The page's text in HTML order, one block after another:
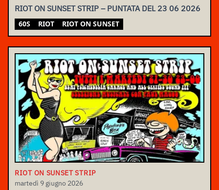
RIOT ON SUNSET STRIP – PUNTATA DEL 23 06 2026
60S RIOT RIOT ON SUNSET
RIOT ON SUNSET STRIP
martedì 9 giugno 2026